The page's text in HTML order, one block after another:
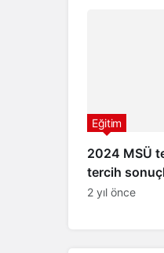
2024 MSÜ
tercih
açıklanacak?
Eğitim
2 yıl önce